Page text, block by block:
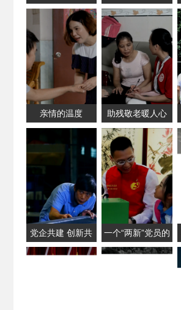
学一做”落地见效
坑
亲情的温度 助残敬老暖人心
党企共建 创新共
一个“两新”党员的
中国梦